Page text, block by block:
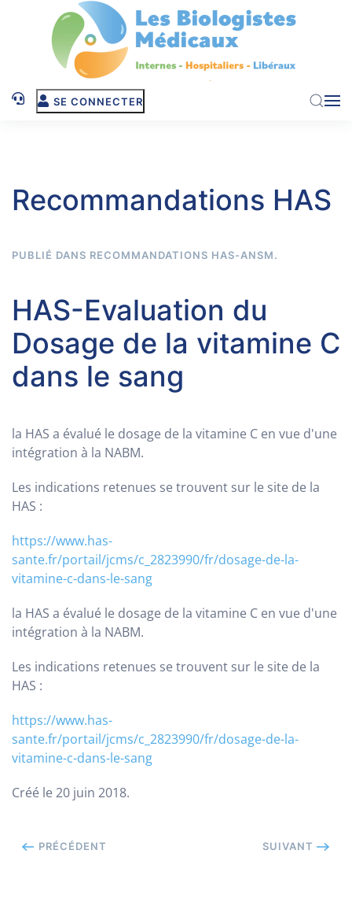
Skip to main content
SE CONNECTER
Recommandations HAS
PUBLIÉ DANS RECOMMANDATIONS HAS-ANSM.
HAS-Evaluation du
Dosage de la vitamine C
dans le sang
la HAS a évalué le dosage de la vitamine C en vue d'une
intégration à la NABM.
Les indications retenues se trouvent sur le site de la
HAS :
https://www.has-
sante.fr/portail/jcms/c_2823990/fr/dosage-de-la-
vitamine-c-dans-le-sang
la HAS a évalué le dosage de la vitamine C en vue d'une
intégration à la NABM.
Les indications retenues se trouvent sur le site de la
HAS :
https://www.has-
sante.fr/portail/jcms/c_2823990/fr/dosage-de-la-
vitamine-c-dans-le-sang
Créé le 20 juin 2018.
PRÉCÉDENT SUIVANT